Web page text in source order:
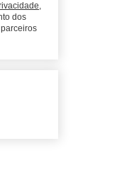
,
dos